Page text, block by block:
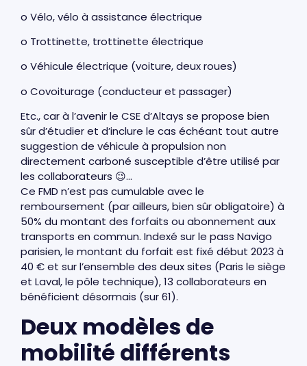
o Vélo, vélo à assistance électrique
o Trottinette, trottinette électrique
o Véhicule électrique (voiture, deux roues)
o Covoiturage (conducteur et passager)
Etc., car à l’avenir le CSE d’Altays se propose bien
sûr d’étudier et d’inclure le cas échéant tout autre
suggestion de véhicule à propulsion non
directement carboné susceptible d’être utilisé par
les collaborateurs 😉…
Ce FMD n’est pas cumulable avec le
remboursement (par ailleurs, bien sûr obligatoire) à
50% du montant des forfaits ou abonnement aux
transports en commun. Indexé sur le pass Navigo
parisien, le montant du forfait est fixé début 2023 à
40 € et sur l’ensemble des deux sites (Paris le siège
et Laval, le pôle technique), 13 collaborateurs en
bénéficient désormais (sur 61).
Deux modèles de
mobilité différents